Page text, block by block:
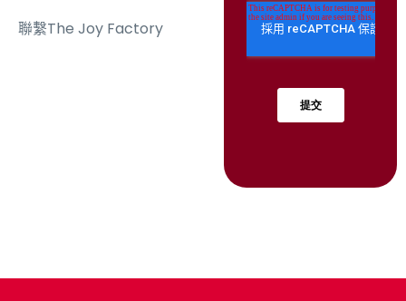
聯繫The Joy Factory